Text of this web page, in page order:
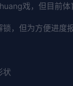
戏，但目前体
，但为方便进度
状